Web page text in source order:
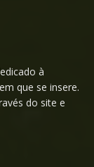
à
que se insere.
do site e